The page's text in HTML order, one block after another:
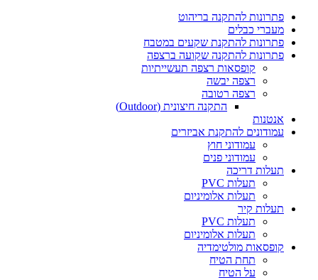
פתרונות להתקנה בריהוט
מעברי כבלים
פתרונות להתקנת שקעים במטבח
פתרונות להתקנה שקועה ברצפה
קופסאות רצפה תעשייתיות
רצפה יבשה
רצפה רטובה
התקנה חיצונית (Outdoor)
אנטנות
עמודונים להתקנת אביזרים
עמודוני חוץ
עמודוני פנים
תעלות דריכה
תעלות PVC
תעלות אלומיניום
תעלות קיר
תעלות PVC
תעלות אלומיניום
קופסאות מולטימדיה
תחת הטיח
על הטיח